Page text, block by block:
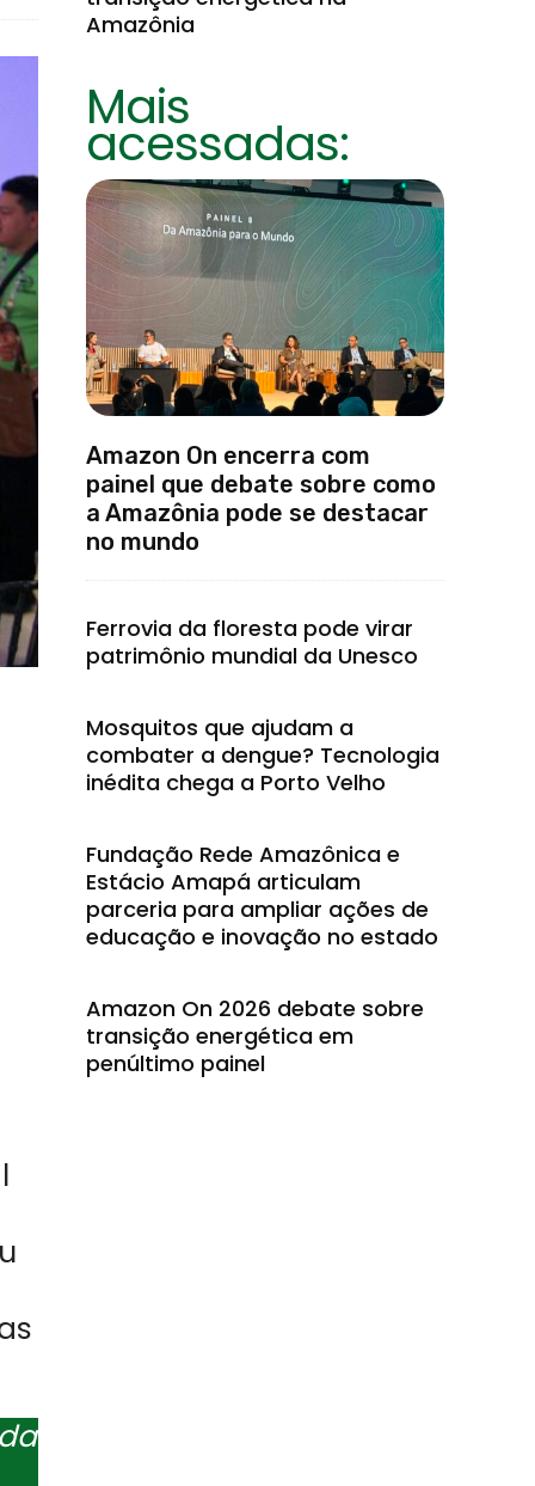
Amazônia
Mais
acessadas:
Amazon On encerra com
painel que debate sobre como
a Amazônia pode se destacar
no mundo
Ferrovia da floresta pode virar
patrimônio mundial da Unesco
Mosquitos que ajudam a
combater a dengue? Tecnologia
inédita chega a Porto Velho
Fundação Rede Amazônica e
Estácio Amapá articulam
parceria para ampliar ações de
educação e inovação no estado
Amazon On 2026 debate sobre
transição energética em
penúltimo painel